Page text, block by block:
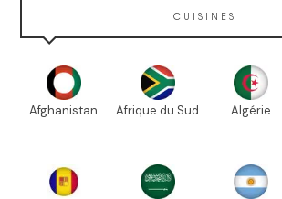
CUISINES
Afghanistan Afrique du Sud Algérie